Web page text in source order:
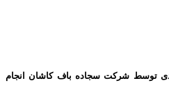
توسط شرکت سجاده باف کاشان انجام